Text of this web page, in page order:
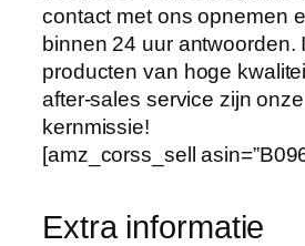
r
…
h
o
e
v
contact met ons opnemen
binnen 24 uur antwoorden.
producten van hoge
after-sales service zijn
kernmissie!
[amz_corss_sell
Extra informatie